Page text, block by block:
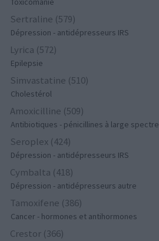
Sertraline (579)
Dépression - antidépresseurs IRS
Lyrica (572)
Epilepsie
Simvastatine (510)
Cholestérol
Amoxicilline (509)
Antibiotiques - pénicillines à large spectre
Seroplex (424)
Dépression - antidépresseurs IRS
Cymbalta (418)
Dépression - antidépresseurs autre
Tamoxifene (386)
Cancer - hormones et antihormones
Crestor (366)